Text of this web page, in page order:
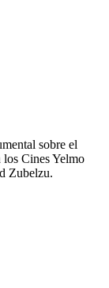
sobre el
los Cines Yelmo
Zubelzu.